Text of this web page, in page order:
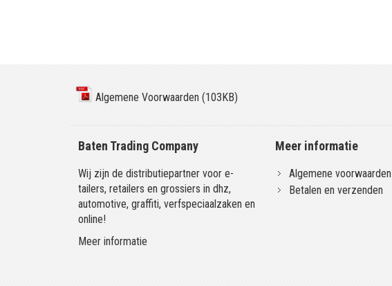
Algemene Voorwaarden (103KB)
Baten Trading Company
Wij zijn de distributiepartner voor e-
tailers, retailers en grossiers in dhz,
automotive, graffiti, verfspeciaalzaken en
online!
Meer informatie
Meer informatie
Algemene voorwaarden
Betalen en verzenden